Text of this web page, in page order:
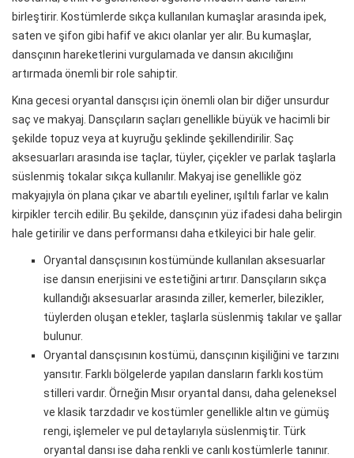
birleştirir. Kostümlerde sıkça kullanılan kumaşlar arasında ipek,
saten ve şifon gibi hafif ve akıcı olanlar yer alır. Bu kumaşlar,
dansçının hareketlerini vurgulamada ve dansın akıcılığını
artırmada önemli bir role sahiptir.
Kına gecesi oryantal dansçısı için önemli olan bir diğer unsurdur
saç ve makyaj. Dansçıların saçları genellikle büyük ve hacimli bir
şekilde topuz veya at kuyruğu şeklinde şekillendirilir. Saç
aksesuarları arasında ise taçlar, tüyler, çiçekler ve parlak taşlarla
süslenmiş tokalar sıkça kullanılır. Makyaj ise genellikle göz
makyajıyla ön plana çıkar ve abartılı eyeliner, ışıltılı farlar ve kalın
kirpikler tercih edilir. Bu şekilde, dansçının yüz ifadesi daha belirgin
hale getirilir ve dans performansı daha etkileyici bir hale gelir.
Oryantal dansçısının kostümünde kullanılan aksesuarlar
ise dansın enerjisini ve estetiğini artırır. Dansçıların sıkça
kullandığı aksesuarlar arasında ziller, kemerler, bilezikler,
tüylerden oluşan etekler, taşlarla süslenmiş takılar ve şallar
bulunur.
Oryantal dansçısının kostümü, dansçının kişiliğini ve tarzını
yansıtır. Farklı bölgelerde yapılan dansların farklı kostüm
stilleri vardır. Örneğin Mısır oryantal dansı, daha geleneksel
ve klasik tarzdadır ve kostümler genellikle altın ve gümüş
rengi, işlemeler ve pul detaylarıyla süslenmiştir. Türk
oryantal dansı ise daha renkli ve canlı kostümlerle tanınır.